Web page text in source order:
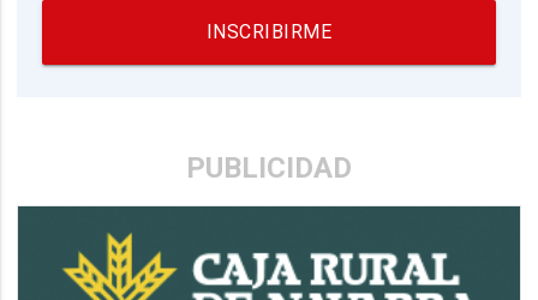
INSCRIBIRME
PUBLICIDAD